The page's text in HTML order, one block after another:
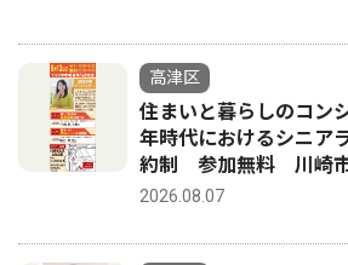
高津区
住まいと暮らしのコ
年時代におけるシニ
約制 参加無料 川崎
2026.08.07